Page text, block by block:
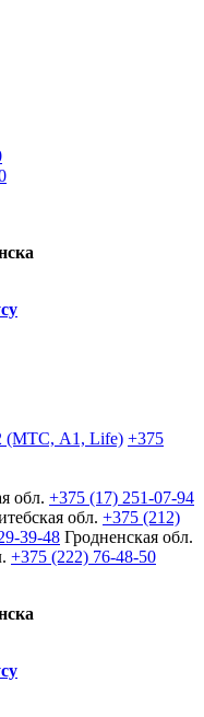
(МТС, A1, Life) +375
обл. +375 (17) 251-07-94
обл. +375 (212)
39-48 Гродненская обл.
+375 (222) 76-48-50